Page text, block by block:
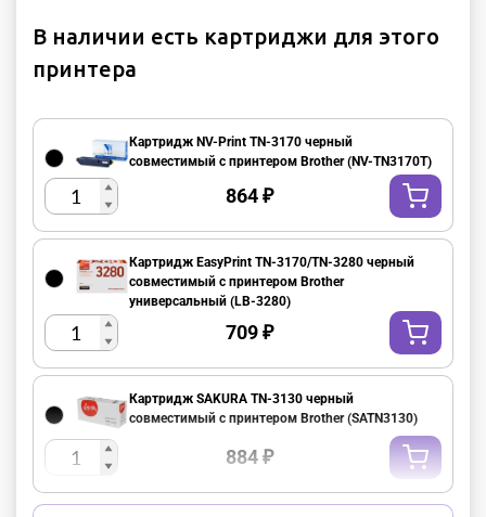
В наличии есть картриджи для этого
принтера
Картридж NV-Print TN-3170 черный
совместимый с принтером Brother (NV-TN3170T)
864 ₽
Картридж EasyPrint TN-3170/TN-3280 черный
совместимый с принтером Brother
универсальный (LB-3280)
709 ₽
Картридж SAKURA TN-3130 черный
совместимый с принтером Brother (SATN3130)
884 ₽